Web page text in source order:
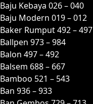
Baju Kebaya 026 – 040
Baju Modern 019 – 012
Baker Rumput 492 – 497
Ballpen 973 – 984
Balon 497 – 492
Balsem 688 – 667
Bamboo 521 – 543
Ban 936 – 933